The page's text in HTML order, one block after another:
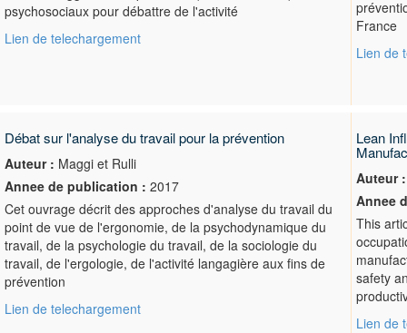
psychosociaux pour débattre de l'activité
Lien de telechargement
France
Lien de
Débat sur l'analyse du travail pour la prévention
Auteur : Maggi et Rulli
Annee de publication : 2017
Cet ouvrage décrit des approches d'analyse du travail du
point de vue de l'ergonomie, de la psychodynamique du
travail, de la psychologie du travail, de la sociologie du
travail, de l'ergologie, de l'activité langagière aux fins de
prévention
Lien de telechargement
Lean
Auteur :
Annee
This
safety
Lien de